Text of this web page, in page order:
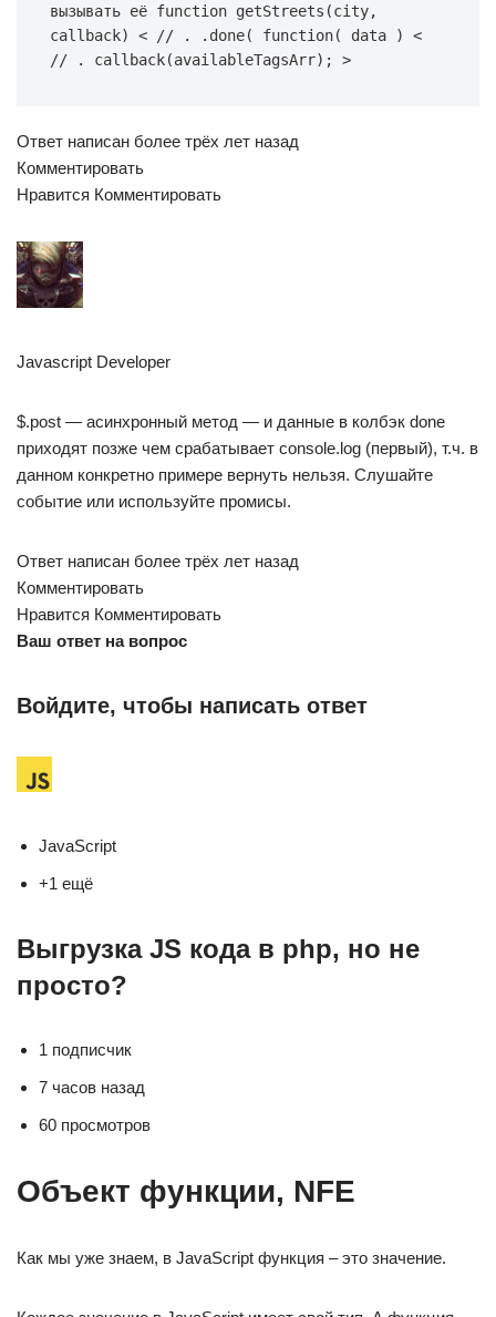
вызывать её function getStreets(city,
callback) < // . .done( function( data ) <
// . callback(availableTagsArr); >
Ответ написан более трёх лет назад
Комментировать
Нравится Комментировать
Javascript Developer
$.post — асинхронный метод — и данные в колбэк done
приходят позже чем срабатывает console.log (первый), т.ч. в
данном конкретно примере вернуть нельзя. Слушайте
событие или используйте промисы.
Ответ написан более трёх лет назад
Комментировать
Нравится Комментировать
Ваш ответ на вопрос
Войдите, чтобы написать ответ
JavaScript
+1 ещё
Выгрузка JS кода в php, но не
просто?
1 подписчик
7 часов назад
60 просмотров
Объект функции, NFE
Как мы уже знаем, в JavaScript функция – это значение.